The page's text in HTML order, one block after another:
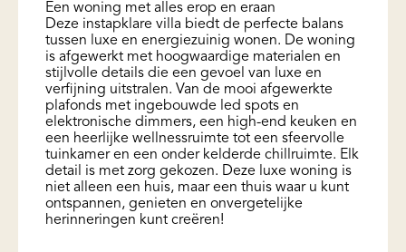
Een woning met alles erop en eraan
Deze instapklare villa biedt de perfecte balans
tussen luxe en energiezuinig wonen. De woning
is afgewerkt met hoogwaardige materialen en
stijlvolle details die een gevoel van luxe en
verfijning uitstralen. Van de mooi afgewerkte
plafonds met ingebouwde led spots en
elektronische dimmers, een high-end keuken en
een heerlijke wellnessruimte tot een sfeervolle
tuinkamer en een onder kelderde chillruimte. Elk
detail is met zorg gekozen. Deze luxe woning is
niet alleen een huis, maar een thuis waar u kunt
ontspannen, genieten en onvergetelijke
herinneringen kunt creëren!